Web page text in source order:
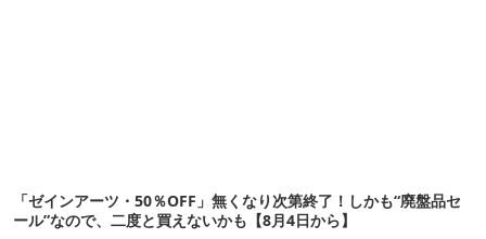
「ゼインアーツ・50％OFF」無くなり次第終了！しかも“廃盤品セ
ール”なので、二度と買えないかも【8月4日から】